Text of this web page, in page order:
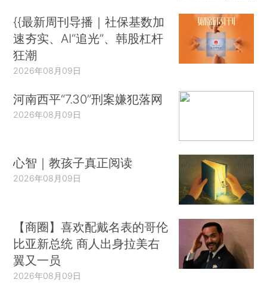
{{最新周刊导播｜社保基数加
速夯实、AI“追光”、韩股杠杆
狂潮
2026年08月09日
河南西平“7.30”刑案嫌犯落网
2026年08月09日
心智｜教孩子真正阅读
2026年08月09日
【商圈】喜欢配戴名表的哥伦
比亚新总统 商人出身拉美右
翼又一员
2026年08月09日